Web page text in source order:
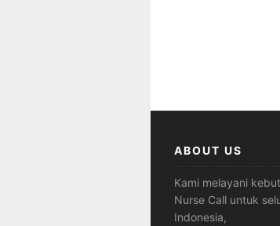
ABOUT US
Kami melayani
Nurse Call untuk
Indonesia,